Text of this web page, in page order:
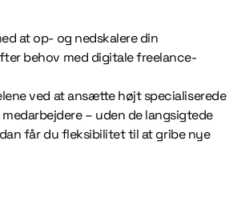
at op- og nedskalere din
behov med digitale freelance-
ved at ansætte højt specialiserede
– uden de langsigtede
får du fleksibilitet til at gribe nye